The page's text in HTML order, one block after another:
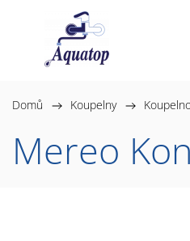
Domů / Koupelny /
Mereo